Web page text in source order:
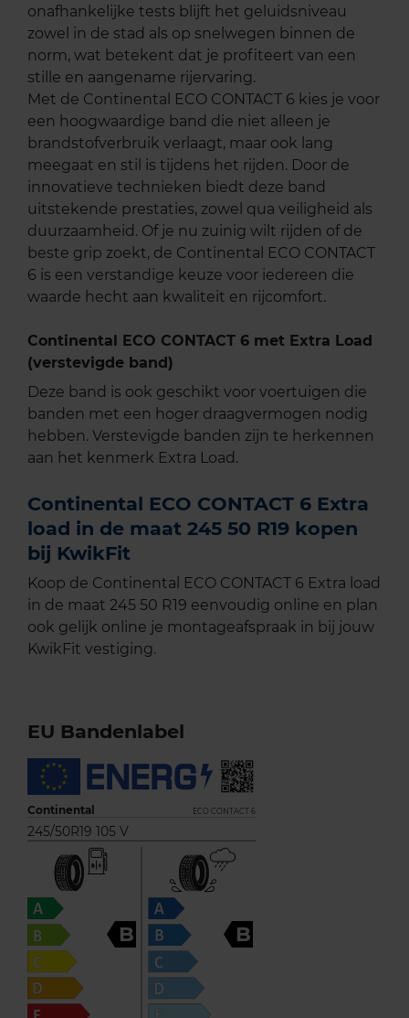
onafhankelijke tests blijft het geluidsniveau
zowel in de stad als op snelwegen binnen de
norm, wat betekent dat je profiteert van een
stille en aangename rijervaring.
Met de Continental ECO CONTACT 6 kies je voor
een hoogwaardige band die niet alleen je
brandstofverbruik verlaagt, maar ook lang
meegaat en stil is tijdens het rijden. Door de
innovatieve technieken biedt deze band
uitstekende prestaties, zowel qua veiligheid als
duurzaamheid. Of je nu zuinig wilt rijden of de
beste grip zoekt, de Continental ECO CONTACT
6 is een verstandige keuze voor iedereen die
waarde hecht aan kwaliteit en rijcomfort.
Continental ECO CONTACT 6 met Extra Load
(verstevigde band)
Deze band is ook geschikt voor voertuigen die
banden met een hoger draagvermogen nodig
hebben. Verstevigde banden zijn te herkennen
aan het kenmerk Extra Load.
Continental ECO CONTACT 6 Extra
load in de maat 245 50 R19 kopen
bij KwikFit
Koop de Continental ECO CONTACT 6 Extra load
in de maat 245 50 R19 eenvoudig online en plan
ook gelijk online je montageafspraak in bij jouw
KwikFit vestiging.
EU Bandenlabel
Continental ECO CONTACT 6
245/50R19 105 V
B B